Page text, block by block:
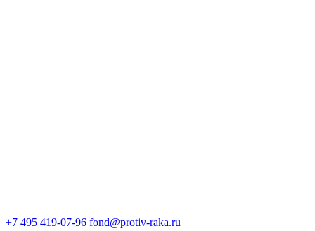
+7 495 419-07-96 fond@protiv-raka.ru